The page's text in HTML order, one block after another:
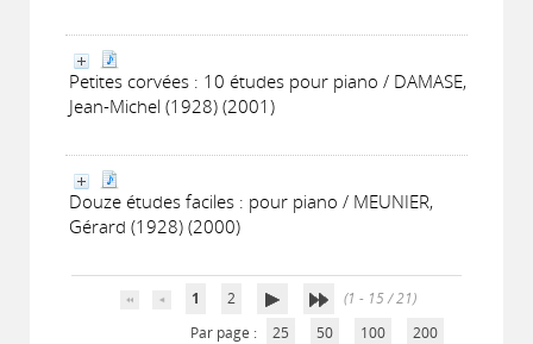
Petites corvées : 10 études pour piano / DAMASE,
Jean-Michel (1928) (2001)
Douze études faciles : pour piano / MEUNIER,
Gérard (1928) (2000)
1 2
(1 - 15 / 21)
Par page :
25 50 100 200